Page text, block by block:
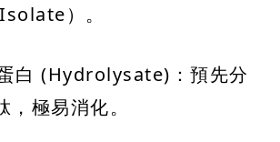
）。
白 (Hydrolysate)：預先分
極易消化。